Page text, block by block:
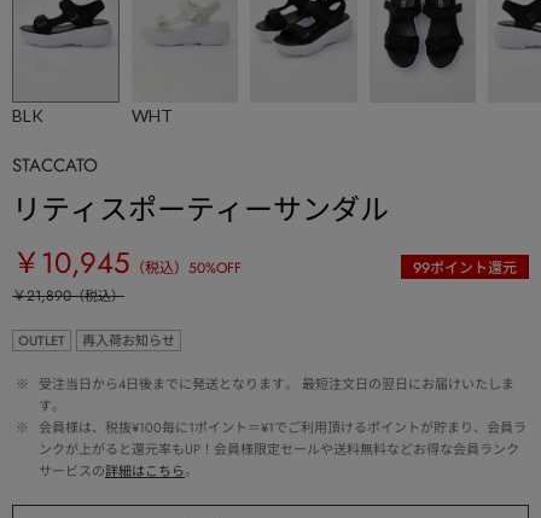
BLK WHT
STACCATO
リティスポーティーサンダル
￥10,945 （税込） 50%OFF 99ポイント還元
￥21,890（税込）
OUTLET 再入荷お知らせ
※
受注当日から4日後までに発送となります。 最短注文日の翌日にお届けいたしま
す。
※
会員様は、税抜¥100毎に1ポイント＝¥1でご利用頂けるポイントが貯まり、会員ラ
ンクが上がると還元率もUP！会員様限定セールや送料無料などお得な会員ランク
サービスの詳細はこちら。